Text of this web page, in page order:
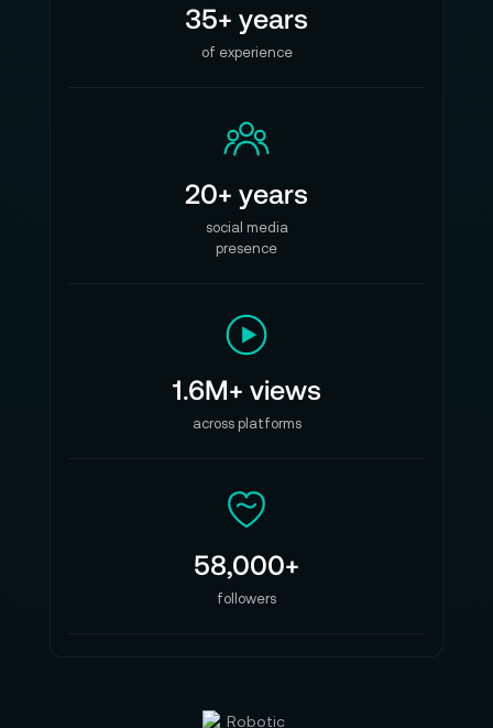
35+ years
of experience
20+ years
social media
presence
1.6M+ views
across platforms
58,000+
followers